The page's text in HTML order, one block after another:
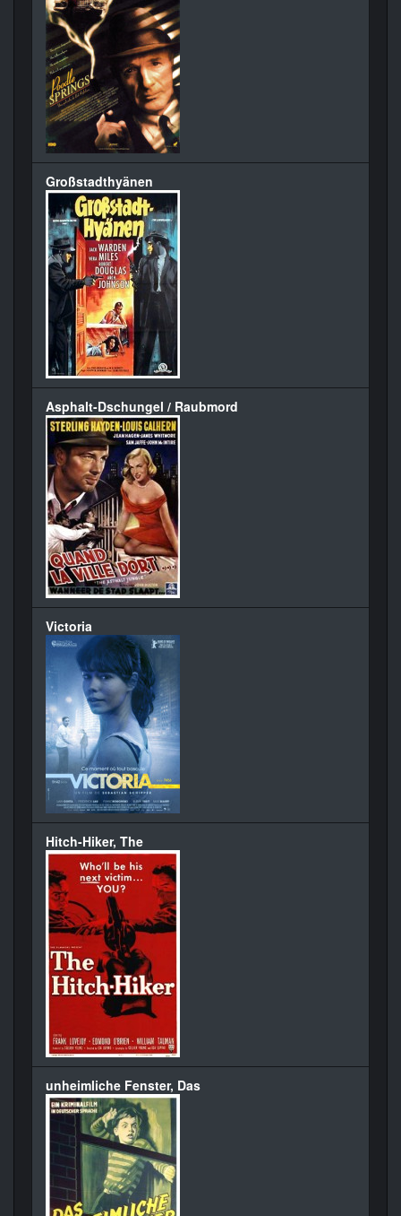
Großstadthyänen
Asphalt-Dschungel / Raubmord
Victoria
Hitch-Hiker, The
unheimliche Fenster, Das